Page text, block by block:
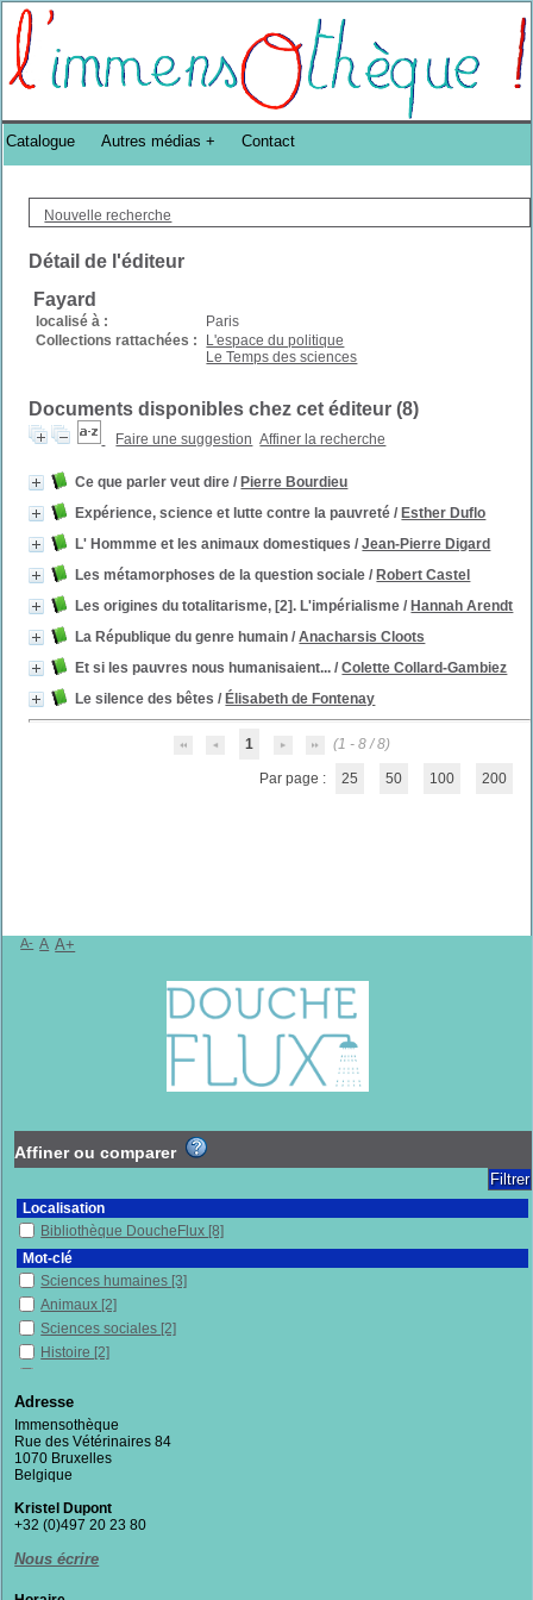
Bibliothèque DoucheFLUX Bibliotheek -->
Nouvelle recherche
Détail de l'éditeur
Fayard
localisé à :
Paris
Collections rattachées :
L'espace du politique
Le Temps des sciences
Documents disponibles chez cet éditeur (8)
Faire une suggestion Affiner la recherche
Ce que parler veut dire / Pierre Bourdieu
Expérience, science et lutte contre la pauvreté / Esther Duflo
L' Hommme et les animaux domestiques /Jean-Pierre Digard
Les métamorphoses de la question sociale / Robert Castel
Les origines du totalitarisme, [2]. L'impérialisme / Hannah Arendt
La République du genre humain /Anacharsis Cloots
Et si les pauvres nous humanisaient... /Colette Collard-Gambiez
Le silence des bêtes / Élisabeth de Fontenay
1 (1 - 8 / 8)
Par page : 25 50 100 200
Catalogue Autres médias Contact
A- A A+
Affiner ou comparer
Localisation
Bibliothèque DoucheFlux [8]
Mot-clé
Sciences humaines [3]
Animaux [2]
Sciences sociales [2]
Histoire [2]
Relations humaines
Mots[1]
Pauvres[1]
Pauvreté
Politique publique
Protection, assistance, etc.
Racisme
Adresse
Immensothèque
Rue des Vétérinaires 84
1070 Bruxelles
Belgique
Kristel Dupont
+32 (0)497 20 23 80
Nous écrire